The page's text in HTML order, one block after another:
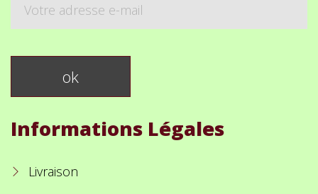
Informations Légales
Livraison